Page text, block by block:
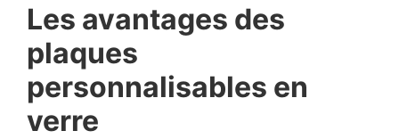
Les avantages des
plaques
personnalisables en
verre